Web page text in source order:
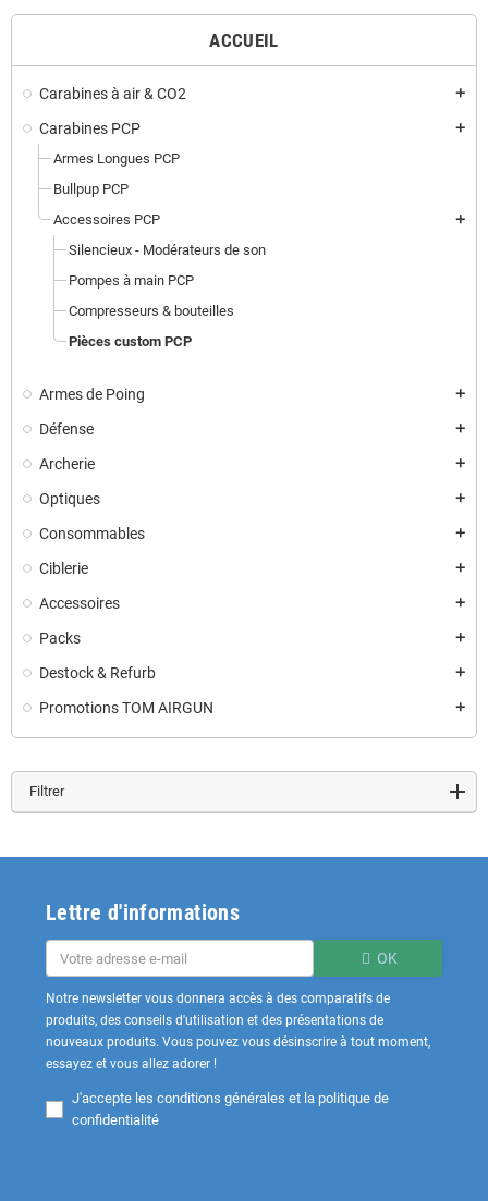
ACCUEIL
Carabines à air & CO2 add
Carabines PCP add
Armes Longues PCP
Bullpup PCP
Accessoires PCP
add
Silencieux - Modérateurs de son
Pompes à main PCP
Compresseurs & bouteilles
Pièces custom PCP
Armes de Poing add
Défense add
Archerie add
Optiques add
Consommables add
Ciblerie add
Accessoires add
Packs add
Destock & Refurb add
Promotions TOM AIRGUN add
Filtrer
Lettre d'informations
OK
Notre newsletter vous donnera accès à des comparatifs de
produits, des conseils d'utilisation et des présentations de
nouveaux produits. Vous pouvez vous désinscrire à tout moment,
essayez et vous allez adorer !
J'accepte les conditions générales et la politique de
confidentialité